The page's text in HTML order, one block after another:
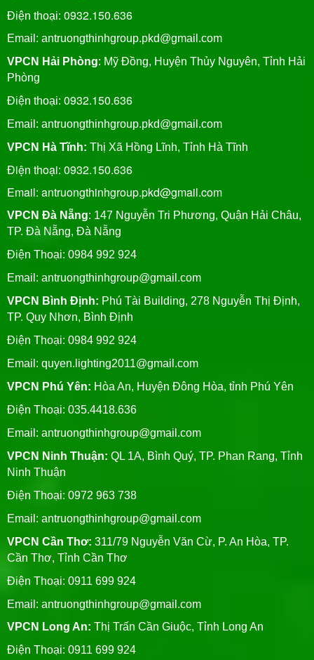
Điện thoại: 0932.150.636
Email: antruongthinhgroup.pkd@gmail.com
VPCN Hải Phòng: Mỹ Đồng, Huyện Thủy Nguyên, Tỉnh Hải
Phòng
Điện thoại: 0932.150.636
Email: antruongthinhgroup.pkd@gmail.com
VPCN Hà Tĩnh: Thị Xã Hồng Lĩnh, Tỉnh Hà Tĩnh
Điện thoại: 0932.150.636
Email: antruongthinhgroup.pkd@gmail.com
VPCN Đà Nẵng: 147 Nguyễn Tri Phương, Quận Hải Châu,
TP. Đà Nẵng, Đà Nẵng
Điện Thoại: 0984 992 924
Email: antruongthinhgroup@gmail.com
VPCN Bình Định: Phú Tài Building, 278 Nguyễn Thị Định,
TP. Quy Nhơn, Bình Định
Điện Thoại: 0984 992 924
Email: quyen.lighting2011@gmail.com
VPCN Phú Yên: Hòa An, Huyện Đông Hòa, tỉnh Phú Yên
Điện Thoại: 035.4418.636
Email: antruongthinhgroup@gmail.com
VPCN Ninh Thuận: QL 1A, Bình Quý, TP. Phan Rang, Tỉnh
Ninh Thuận
Điện Thoại: 0972 963 738
Email: antruongthinhgroup@gmail.com
VPCN Cần Thơ: 311/79 Nguyễn Văn Cừ, P. An Hòa, TP.
Cần Thơ, Tỉnh Cần Thơ
Điện Thoại: 0911 699 924
Email: antruongthinhgroup@gmail.com
VPCN Long An: Thị Trấn Cần Giuộc, Tỉnh Long An
Điện Thoại: 0911 699 924